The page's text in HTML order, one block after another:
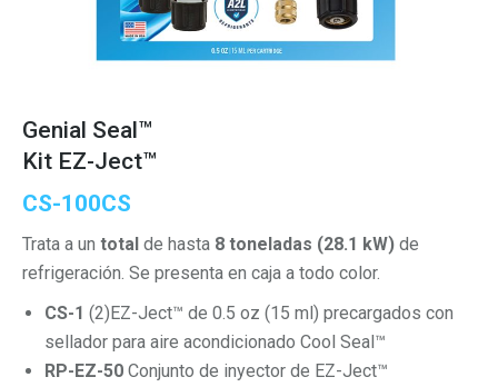
Genial Seal™
Kit EZ-Ject™
CS-100CS
Trata a un total de hasta 8 toneladas (28.1 kW) de
refrigeración. Se presenta en caja a todo color.
CS-1 (2)EZ-Ject™ de 0.5 oz (15 ml) precargados con
sellador para aire acondicionado Cool Seal™
RP-EZ-50 Conjunto de inyector de EZ-Ject™